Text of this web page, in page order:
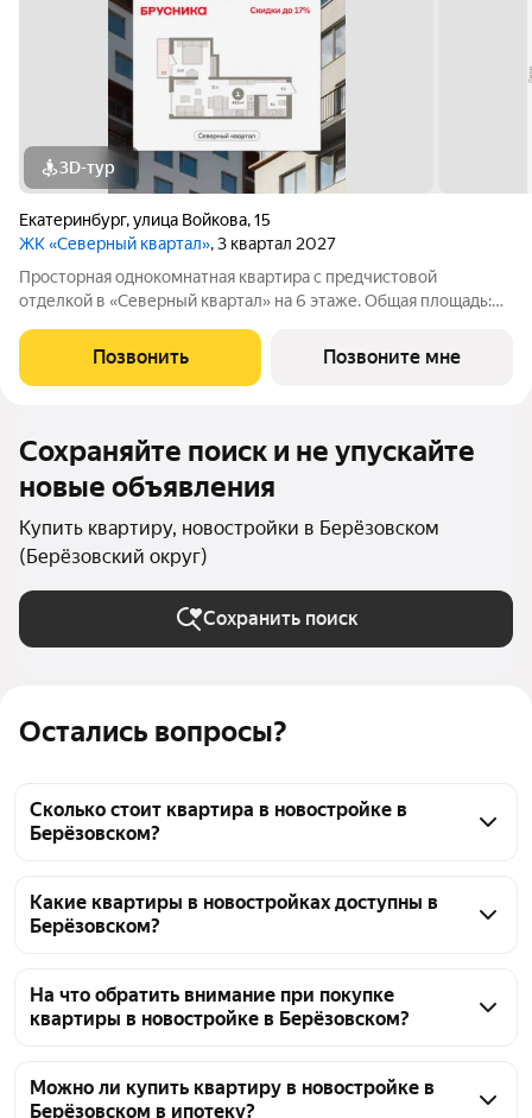
Остались вопросы?
Сколько стоит квартира в новостройке в
Берёзовском?
варьируются от 3,1 млн ₽ до 360,3 млн ₽. Стоимость
зависит от стадии строительства, площади и
Какие квартиры в новостройках доступны в
Берёзовском?
продаже квартир в новостройках в Берёзовском.
Вы можете воспользоваться фильтрами, чтобы
планируемому сроку сдачи дома. Это поможет
быстро найти подходящее жильё от застройщика.
На что обратить внимание при покупке
квартиры в новостройке в Берёзовском?
Берёзовском важно изучить проектную
Можно ли купить квартиру в новостройке в
Берёзовском в ипотеку?
3D-тур
Екатеринбург,улица Войкова,15
ЖК «Северный квартал», 3 квартал 2027
Просторная однокомнатная квартира с предчистовой
отделкой в «Северный квартал» на 6 этаже. Общая площадь:
столовой: 22.1 кв.м. Все окна выходят на одну сторону. В
квартире один балкон, один
Позвонить Позвоните мне
Сохраняйте поиск и не упускайте
новые объявления
Купить квартиру, новостройки в Берёзовском
(Берёзовский округ)
Сохранить поиск